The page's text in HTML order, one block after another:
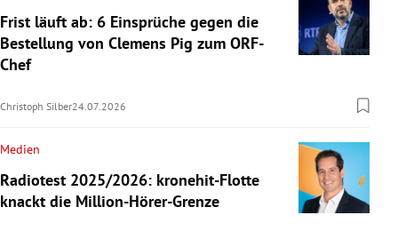
Frist läuft ab: 6 Einsprüche gegen die
Bestellung von Clemens Pig zum ORF-
Chef
Christoph Silber24.07.2026
Medien
Radiotest 2025/2026: kronehit-Flotte
knackt die Million-Hörer-Grenze